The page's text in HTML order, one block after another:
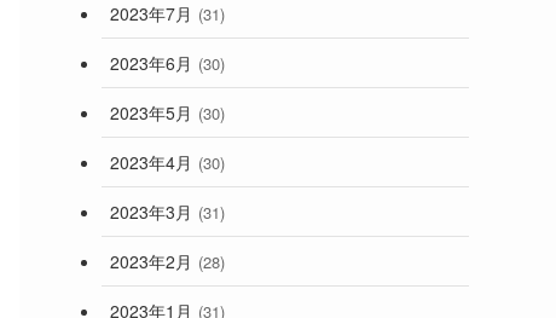
2023年7月 (31)
2023年6月 (30)
2023年5月 (30)
2023年4月 (30)
2023年3月 (31)
2023年2月 (28)
2023年1月 (31)